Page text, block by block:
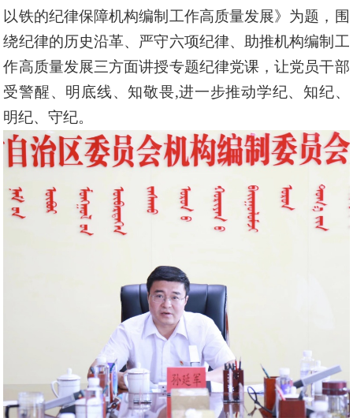
以铁的纪律保障机构编制工作高质量发展》为题，围
绕纪律的历史沿革、严守六项纪律、助推机构编制工
作高质量发展三方面讲授专题纪律党课，让党员干部
受警醒、明底线、知敬畏,进一步推动学纪、知纪、
明纪、守纪。